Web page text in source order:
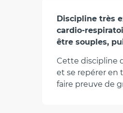
Discipline très
cardio-
être souples,
Cette discipline
et se repérer en
faire preuve de